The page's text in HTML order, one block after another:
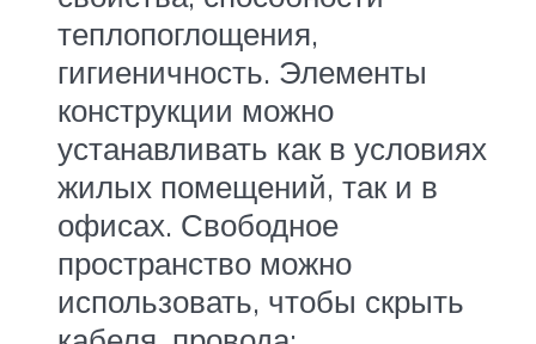
теплопоглощения,
гигиеничность. Элементы
конструкции можно
устанавливать как в условиях
жилых помещений, так и в
офисах. Свободное
пространство можно
использовать, чтобы скрыть